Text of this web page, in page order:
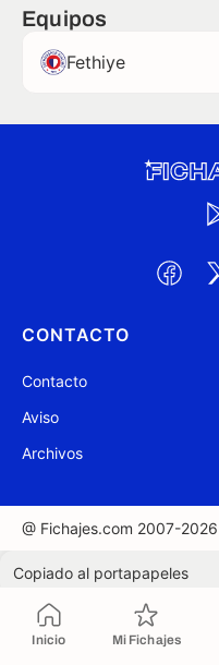
Inicio Mi Fichajes
Equipos
Fethiye
CONTACTO
Contacto
Aviso
Archivos
@ Fichajes.com 2007-2026
Copiado al portapapeles